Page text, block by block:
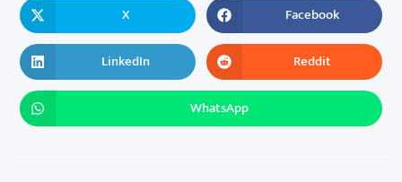
X Facebook
LinkedIn Reddit
WhatsApp